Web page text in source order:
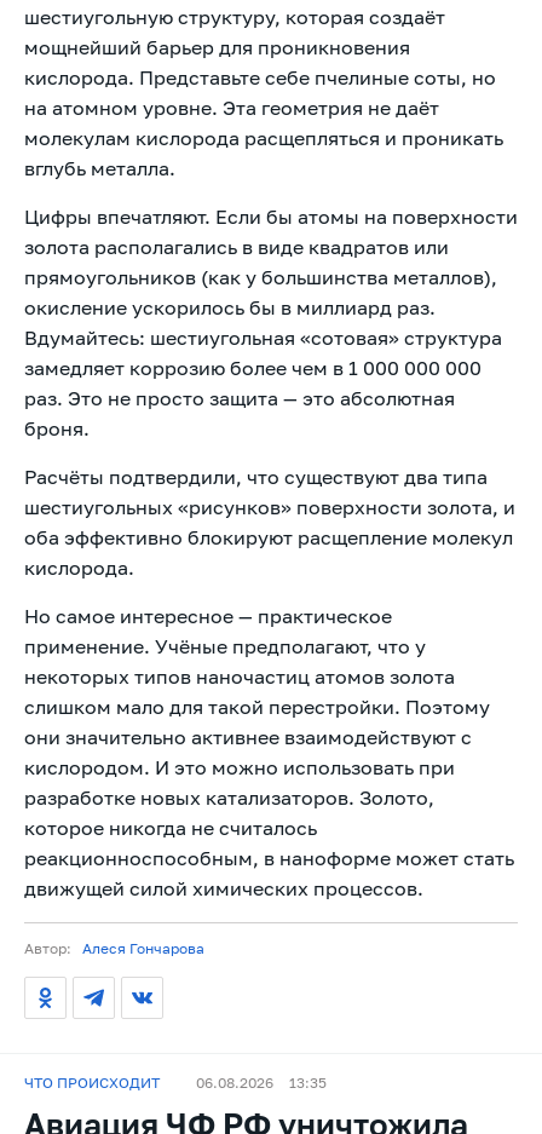
шестиугольную структуру, которая создаёт
мощнейший барьер для проникновения
кислорода. Представьте себе пчелиные соты, но
на атомном уровне. Эта геометрия не даёт
молекулам кислорода расщепляться и проникать
вглубь металла.
Цифры впечатляют. Если бы атомы на поверхности
золота располагались в виде квадратов или
прямоугольников (как у большинства металлов),
окисление ускорилось бы в миллиард раз.
Вдумайтесь: шестиугольная «сотовая» структура
замедляет коррозию более чем в 1 000 000 000
раз. Это не просто защита — это абсолютная
броня.
Расчёты подтвердили, что существуют два типа
шестиугольных «рисунков» поверхности золота, и
оба эффективно блокируют расщепление молекул
кислорода.
Но самое интересное — практическое
применение. Учёные предполагают, что у
некоторых типов наночастиц атомов золота
слишком мало для такой перестройки. Поэтому
они значительно активнее взаимодействуют с
кислородом. И это можно использовать при
разработке новых катализаторов. Золото,
которое никогда не считалось
реакционноспособным, в наноформе может стать
движущей силой химических процессов.
Автор: Алеся Гончарова
ЧТО ПРОИСХОДИТ 06.08.2026 13:35
Авиация ЧФ РФ уничтожила